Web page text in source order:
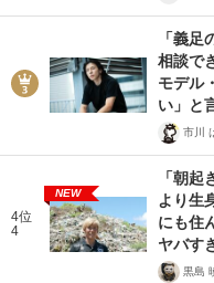
「義
相談で
モデル
い」と
市川
4位
4
NEW
「朝
より生
にも住
ヤバす
黒島